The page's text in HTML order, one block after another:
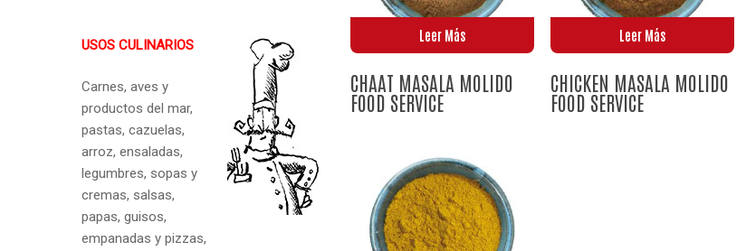
USOS CULINARIOS
Carnes, aves y
productos del mar,
pastas, cazuelas,
arroz, ensaladas,
legumbres, sopas y
cremas, salsas,
papas, guisos,
empanadas y pizzas,
Leer Más
CHAAT MASALA MOLIDO
FOOD SERVICE
Leer Más
CHICKEN MASALA MOLIDO
FOOD SERVICE